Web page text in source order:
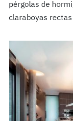
pérgolas de
claraboyas